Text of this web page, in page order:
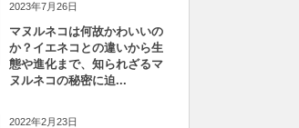
2023年7月26日
マヌルネコは何故かわいいの
か？イエネコとの違いから生
態や進化まで、知られざるマ
ヌルネコの秘密に迫...
2022年2月23日